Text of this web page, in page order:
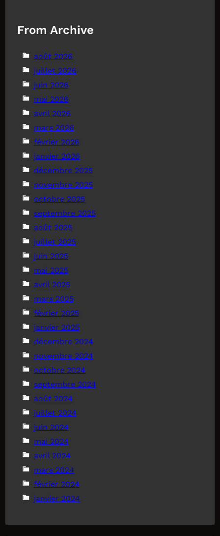
From Archive
août 2026
juillet 2026
juin 2026
mai 2026
avril 2026
mars 2026
février 2026
janvier 2026
décembre 2025
novembre 2025
octobre 2025
septembre 2025
août 2025
juillet 2025
juin 2025
mai 2025
avril 2025
mars 2025
février 2025
janvier 2025
décembre 2024
novembre 2024
octobre 2024
septembre 2024
août 2024
juillet 2024
juin 2024
mai 2024
avril 2024
mars 2024
février 2024
janvier 2024